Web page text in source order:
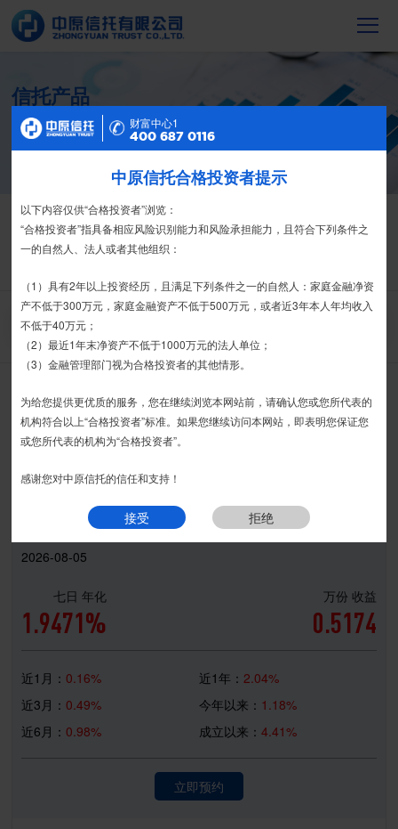
信托产品
截至2023年末，中原信托累计管理信托财
产16088亿元，按时足额交付到期信托财
产12104亿元
信托产品
净值产品
栏目首页
热销产品 运营产品
宏瑞系列
丰利系列 安盛系列 安丰系列
匠石系列
宏盈系列
精益系列 金瑞系列 安瑞系列 |
现金系列
2026-08-05
万份 收益
0.5174
七日 年化
1.9471%
近1月： 0.16% 近1年： 2.04%
近3月： 0.49% 今年以来： 1.18%
近6月： 0.98% 成立以来： 4.41%
立即预约
财富中心2
400 687 0116
特别提示
尊敬的投资者：
合格投资者认证、风险测评、录音录像及电子合同签署应由投资者本人
亲自操作完成，不得由他人代办。
我司信托产品账户均以我司名义开立，所有认购信托产品的资金应根据
信托合同约定转入我司信托产品的银行专用账户。投资者认购我司信托产品
时，请注意不要向任何非我司账户转账、支付现金。
如有疑问，请联系您的专属客户经理或咨询我司客服电话400-
接受 拒绝
财富中心1
400 687 0116
中原信托合格投资者提示
以下内容仅供“合格投资者”浏览：
“合格投资者”指具备相应风险识别能力和风险承担能力，且符合下列条件之
一的自然人、法人或者其他组织：
（1）具有2年以上投资经历，且满足下列条件之一的自然人：家庭金融净资
产不低于300万元，家庭金融资产不低于500万元，或者近3年本人年均收入
不低于40万元；
（2）最近1年末净资产不低于1000万元的法人单位；
（3）金融管理部门视为合格投资者的其他情形。
为给您提供更优质的服务，您在继续浏览本网站前，请确认您或您所代表的
机构符合以上“合格投资者”标准。如果您继续访问本网站，即表明您保证您
或您所代表的机构为“合格投资者”。
感谢您对中原信托的信任和支持！
接受 拒绝